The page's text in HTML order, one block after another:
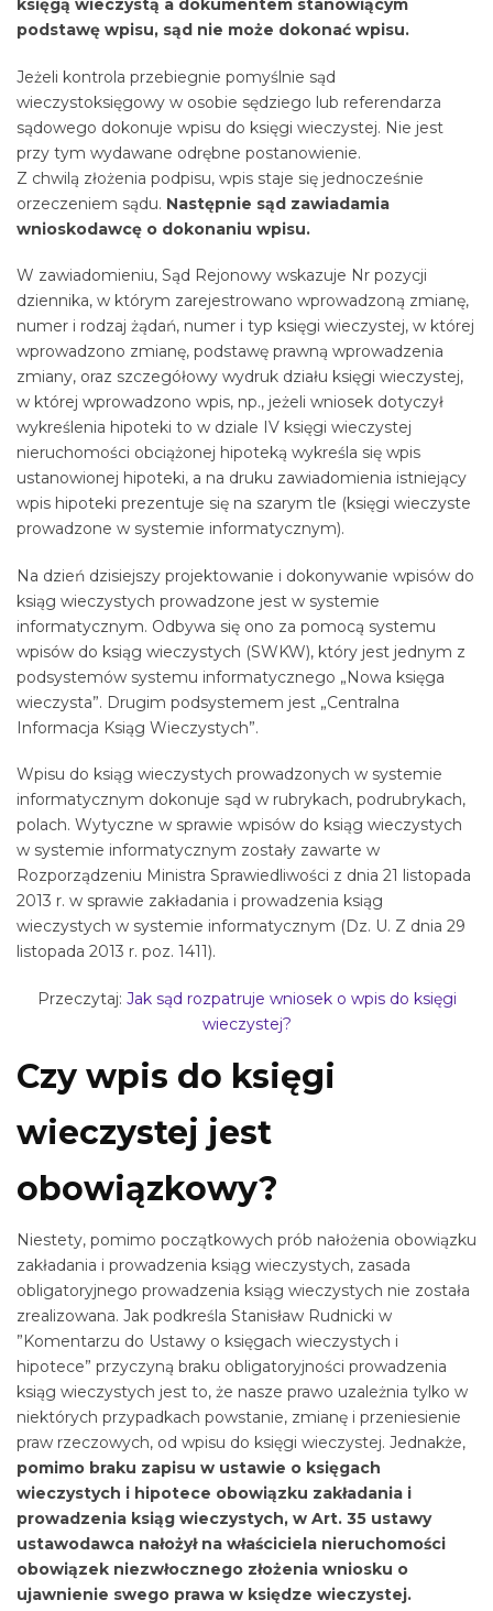
księgą wieczystą a dokumentem stanowiącym
podstawę wpisu, sąd nie może dokonać wpisu.
Jeżeli kontrola przebiegnie pomyślnie sąd
wieczystoksięgowy w osobie sędziego lub referendarza
sądowego dokonuje wpisu do księgi wieczystej. Nie jest
przy tym wydawane odrębne postanowienie.
Z chwilą złożenia podpisu, wpis staje się jednocześnie
orzeczeniem sądu. Następnie sąd zawiadamia
wnioskodawcę o dokonaniu wpisu.
W zawiadomieniu, Sąd Rejonowy wskazuje Nr pozycji
dziennika, w którym zarejestrowano wprowadzoną zmianę,
numer i rodzaj żądań, numer i typ księgi wieczystej, w której
wprowadzono zmianę, podstawę prawną wprowadzenia
zmiany, oraz szczegółowy wydruk działu księgi wieczystej,
w której wprowadzono wpis, np., jeżeli wniosek dotyczył
wykreślenia hipoteki to w dziale IV księgi wieczystej
nieruchomości obciążonej hipoteką wykreśla się wpis
ustanowionej hipoteki, a na druku zawiadomienia istniejący
wpis hipoteki prezentuje się na szarym tle (księgi wieczyste
prowadzone w systemie informatycznym).
Na dzień dzisiejszy projektowanie i dokonywanie wpisów do
ksiąg wieczystych prowadzone jest w systemie
informatycznym. Odbywa się ono za pomocą systemu
wpisów do ksiąg wieczystych (SWKW), który jest jednym z
podsystemów systemu informatycznego „Nowa księga
wieczysta”. Drugim podsystemem jest „Centralna
Informacja Ksiąg Wieczystych”.
Wpisu do ksiąg wieczystych prowadzonych w systemie
informatycznym dokonuje sąd w rubrykach, podrubrykach,
polach. Wytyczne w sprawie wpisów do ksiąg wieczystych
w systemie informatycznym zostały zawarte w
Rozporządzeniu Ministra Sprawiedliwości z dnia 21 listopada
2013 r. w sprawie zakładania i prowadzenia ksiąg
wieczystych w systemie informatycznym (Dz. U. Z dnia 29
listopada 2013 r. poz. 1411).
Przeczytaj: Jak sąd rozpatruje wniosek o wpis do księgi
wieczystej?
Czy wpis do księgi
wieczystej jest
obowiązkowy?
Niestety, pomimo początkowych prób nałożenia obowiązku
zakładania i prowadzenia ksiąg wieczystych, zasada
obligatoryjnego prowadzenia ksiąg wieczystych nie została
zrealizowana. Jak podkreśla Stanisław Rudnicki w
”Komentarzu do Ustawy o księgach wieczystych i
hipotece” przyczyną braku obligatoryjności prowadzenia
ksiąg wieczystych jest to, że nasze prawo uzależnia tylko w
niektórych przypadkach powstanie, zmianę i przeniesienie
praw rzeczowych, od wpisu do księgi wieczystej. Jednakże,
pomimo braku zapisu w ustawie o księgach
wieczystych i hipotece obowiązku zakładania i
prowadzenia ksiąg wieczystych, w Art. 35 ustawy
ustawodawca nałożył na właściciela nieruchomości
obowiązek niezwłocznego złożenia wniosku o
ujawnienie swego prawa w księdze wieczystej.